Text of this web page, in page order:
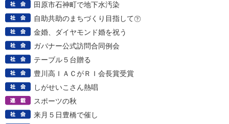
田原市石神町で地下水汚染
自助共助のまちづくり目指して㊦
金婚、ダイヤモンド婚を祝う
ガバナー公式訪問合同例会
テーブル５台贈る
豊川高ＩＡＣがＲＩ会長賞受賞
しがせいこさん熱唱
スポーツの秋
来月５日豊橋で催し